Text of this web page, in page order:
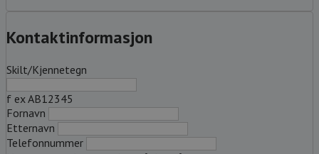
Kontaktinformasjon
Skilt/Kjennetegn
f ex AB12345
Fornavn
Etternavn
Telefonnummer